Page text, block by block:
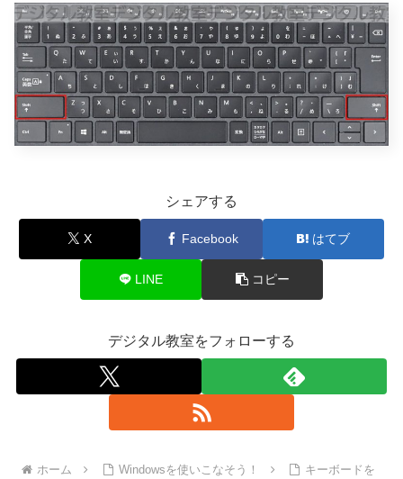
シェアする
X Facebook はてブ
LINE コピー
デジタル教室をフォローする
ホーム Windowsを使いこなそう！ キーボードを